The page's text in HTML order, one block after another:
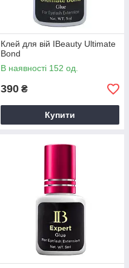
Клей для вій IBeauty Ultimate
Bond
В наявності 152 од.
390 ₴
Купити